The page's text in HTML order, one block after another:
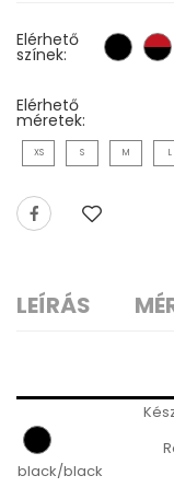
Elérhető
színek:
Elérhető
méretek:
XS S M L
LEÍRÁS
black/black